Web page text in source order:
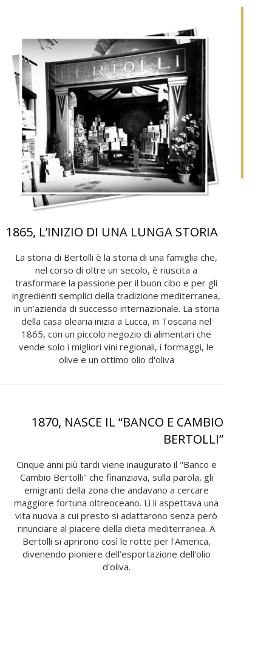
1865, L’INIZIO DI UNA LUNGA STORIA
La storia di Bertolli è la storia di una famiglia che,
nel corso di oltre un secolo, è riuscita a
trasformare la passione per il buon cibo e per gli
ingredienti semplici della tradizione mediterranea,
in un’azienda di successo internazionale. La storia
della casa olearia inizia a Lucca, in Toscana nel
1865, con un piccolo negozio di alimentari che
vende solo i migliori vini regionali, i formaggi, le
olive e un ottimo olio d'oliva
1870, NASCE IL “BANCO E CAMBIO
BERTOLLI”
Cinque anni più tardi viene inaugurato il "Banco e
Cambio Bertolli" che finanziava, sulla parola, gli
emigranti della zona che andavano a cercare
maggiore fortuna oltreoceano. Lì li aspettava una
vita nuova a cui presto si adattarono senza però
rinunciare al piacere della dieta mediterranea. A
Bertolli si aprirono così le rotte per l'America,
divenendo pioniere dell’esportazione dell'olio
d'oliva.